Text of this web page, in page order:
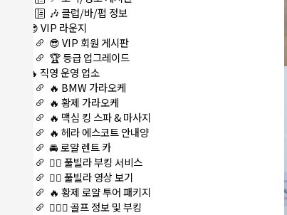
🎶 클럽/바/펍 정보
😎 VIP 라운지
😎 VIP 회원 게시판
🏆 등급 업그레이드
🔥 직영 운영 업소
🔥 BMW 가라오케
🔥 황제 가라오케
🔥 맥심 킹 스파 & 마사지
🔥 헤라 에스코트 안내양
🚘 로얄 렌트 카
🏊‍♀️ 풀빌라 부킹 서비스
🏊‍♀️ 풀빌라 영상 보기
🔥 황제 로얄 투어 패키지
🏌🏻‍♂️ 골프 정보 및 부킹